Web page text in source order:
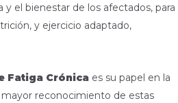
y el bienestar de los afectados, para
y ejercicio adaptado,
Fatiga Crónica es su papel en la
mayor reconocimiento de estas